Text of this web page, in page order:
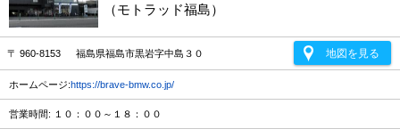
（モトラッド福島）
〒 960-8153 福島県福島市黒岩字中島３０ 地図を見る
ホームページ:https://brave-bmw.co.jp/
営業時間: １０：００～１８：００